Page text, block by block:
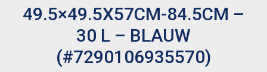
49.5×49.5X57CM-84.5CM –
30 L – BLAUW
(#7290106935570)